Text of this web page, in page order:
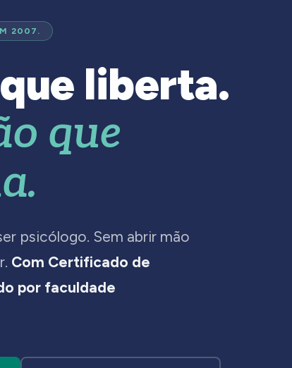
2007.
liberta.
que
psicólogo. Sem abrir mão
Com Certificado de
por faculdade